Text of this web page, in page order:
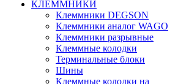
КЛЕММНИКИ
Клеммники DEGSON
Клеммники аналог WAGO
Клеммники разрывные
Клеммные колодки
Терминальные блоки
Шины
Клеммные колодки на